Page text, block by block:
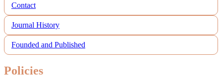
Contact
Journal History
Founded and Published
Policies